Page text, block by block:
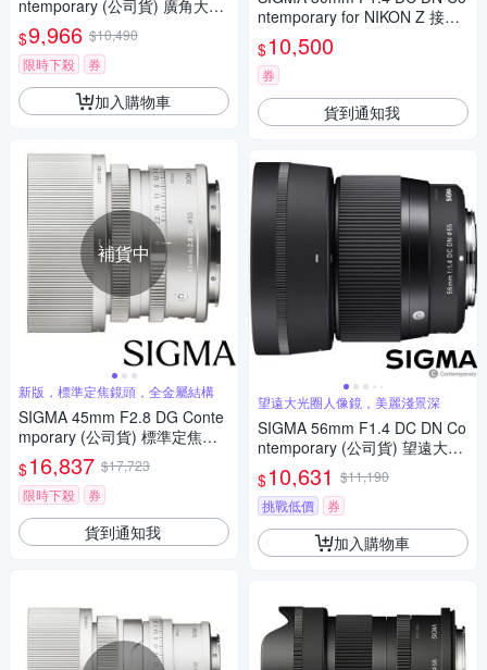
ntemporary (公司貨) 廣角大光
圈定焦鏡 人像鏡 APS-C 無反微
單眼專用鏡頭
$9,966 $10,490
限時下殺
券
加入購物車
補貨中
新版，標準定焦鏡頭，全金屬結構
SIGMA 45mm F2.8 DG Conte
mporary (公司貨) 標準定焦鏡
頭 全片幅無反微單眼鏡頭 i系列
$16,837 $17,723
限時下殺
券
貨到通知我
ntemporary for NIKON Z 接環
(公司貨) 標準大光圈定焦鏡 人
像鏡 APS-C 無反微單眼專用鏡
頭
$10,500
券
貨到通知我
望遠大光圈人像鏡，美麗淺景深
SIGMA 56mm F1.4 DC DN Co
ntemporary (公司貨) 望遠大光
圈定焦鏡頭 人像鏡 APS-C 無反
微單眼專用鏡頭
$10,631 $11,190
挑戰低價
券
加入購物車